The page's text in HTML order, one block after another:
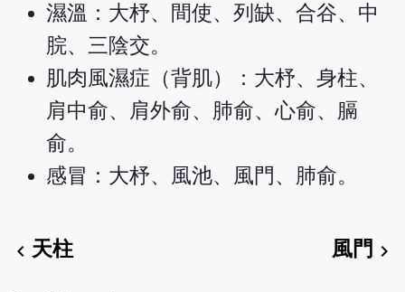
濕溫：大杼、間使、列缺、合谷、中
脘、三陰交。
肌肉風濕症（背肌）：大杼、身柱、
肩中俞、肩外俞、肺俞、心俞、膈
俞。
感冒：大杼、風池、風門、肺俞。
chevron_left天柱 風門 chevron_right